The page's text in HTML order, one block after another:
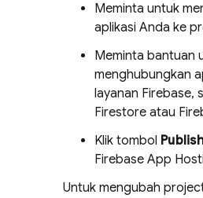
Meminta untuk
aplikasi Anda ke
Meminta bantuan
menghubungkan
layanan Firebase,
Firestore atau
Klik tombol
Firebase App
Untuk mengubah